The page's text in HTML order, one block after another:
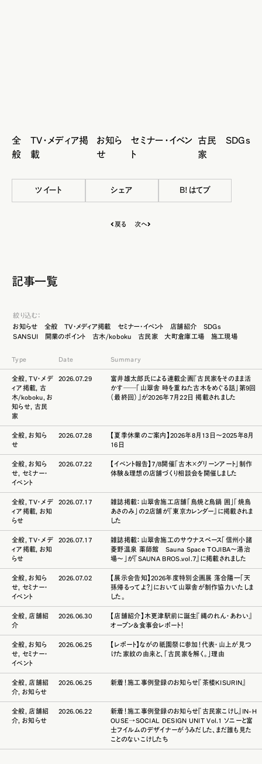
全
般
TV・メディア掲
載
お知ら
せ
セミナー・イベン
ト
古民
家
SDGs
ツイート シェア B!はてブ
戻る 次へ
記事一覧
絞り込む：
お知らせ
全般 TV・メディア掲載 セミナー・イベント 店舗紹介
SDGs
SANSUI
開業のポイント 古木/koboku 古民家 大町倉庫工場 施工現場
Type Date Summary
全般,TV・メデ
ィア掲載, 古
木/koboku,お
知らせ, 古民
家
2026.07.29
富井雄太郎氏による連載企画『古民家をそのまま活
かす──「山翠舎 時を重ねた古木をめぐる話」第9回
（最終回）』が2026年7月22日 掲載されました
全般,お知ら
せ
2026.07.28
【夏季休業のご案内】2026年8月13日～2025年8月
16日
全般,お知ら
せ, セミナー・
イベント
2026.07.22
【イベント報告】7/8開催「古木×グリーンアート」制作
体験＆理想の店舗づくり相談会を開催しました
全般,TV・メデ
ィア掲載, お知
らせ
2026.07.17
雑誌掲載：山翠舎施工店舗「鳥焼と鳥鍋 囲」「焼鳥
あさのみ」の２店舗が『東京カレンダー』に掲載されま
した
全般,TV・メデ
ィア掲載, お知
らせ
2026.07.17
雑誌掲載：山翠舎施工のサウナスペース「信州小諸
菱野温泉 薬師館 Sauna Space TOJIBA～湯治
場～」が『SAUNA BROS.vol.7』に掲載されました
全般,お知ら
せ, セミナー・
イベント
2026.07.02
【展示会告知】2026年度特別企画展 落合陽一「天
孫帰るってよ？」において山翠舎が制作協力いたしま
した。
全般, 店舗紹
介
2026.06.30
【店舗紹介】木更津駅前に誕生『縄のれん・あわい』
オープン＆食事会レポート！
全般,お知ら
せ, セミナー・
イベント
2026.06.25
【レポート】ながの祇園祭に参加！代表・山上が見つ
けた家紋の由来と、「古民家を解く。」理由
全般, 店舗紹
介,お知らせ
2026.06.25 新着！施工事例登録のお知らせ『茶楼KISURIN』
全般, 店舗紹
介,お知らせ
2026.06.22
新着！施工事例登録のお知らせ『古民家こけし』IN-H
OUSE→SOCIAL DESIGN UNIT Vol.1 ソニーと富
士フイルムのデザイナーがうみだした、まだ誰も見た
ことのないこけしたち